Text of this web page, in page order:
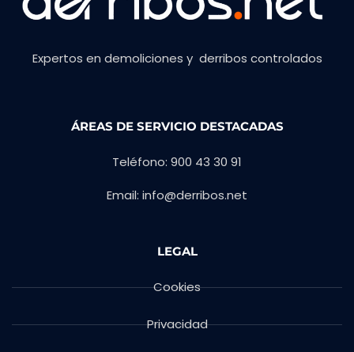
Expertos en demoliciones y derribos controlados
ÁREAS DE SERVICIO DESTACADAS
Teléfono: 900 43 30 91
Email: info@derribos.net
LEGAL
Cookies
Privacidad